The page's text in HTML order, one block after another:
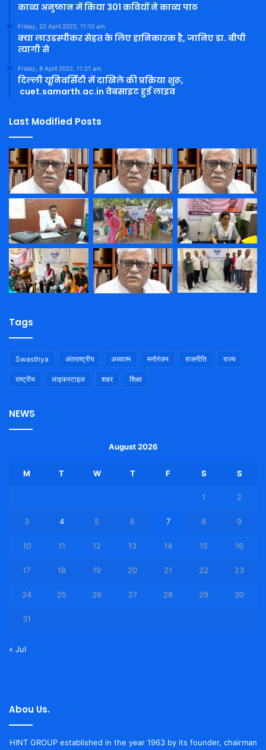
काव्य अनुष्ठान में किया 301 कवियों ने काव्य पाठ
Friday, 22 April 2022, 11:10 am
क्या लाउडस्पीकर सेहत के लिए हानिकारक है, जानिए डा. बीपी
त्यागी से
Friday, 8 April 2022, 11:21 am
दिल्ली यूनिवर्सिटी में दाखिले की प्रक्रिया शुरू,
cuet.samarth.ac.in वेबसाइट हुई लाइव
Last Modified Posts
Tags
Swasthya अंतराष्ट्रीय अध्यात्म मनोरंजन राजनीति राज्य
राष्ट्रीय लाइफस्टाइल शहर शिक्षा
NEWS
August 2026
M T W T F S S
1 2
3 4 5 6 7 8 9
10 11 12 13 14 15 16
17 18 19 20 21 22 23
24 25 26 27 28 29 30
31
« Jul
Abou Us.
HINT GROUP established in the year 1963 by its founder, chairman